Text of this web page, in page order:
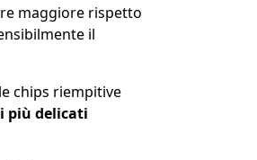
maggiore rispetto
il
chips riempitive
più delicati